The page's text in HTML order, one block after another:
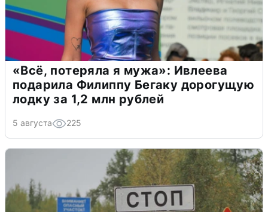
«Всё, потеряла я мужа»: Ивлеева
подарила Филиппу Бегаку дорогущую
лодку за 1,2 млн рублей
5 августа 225